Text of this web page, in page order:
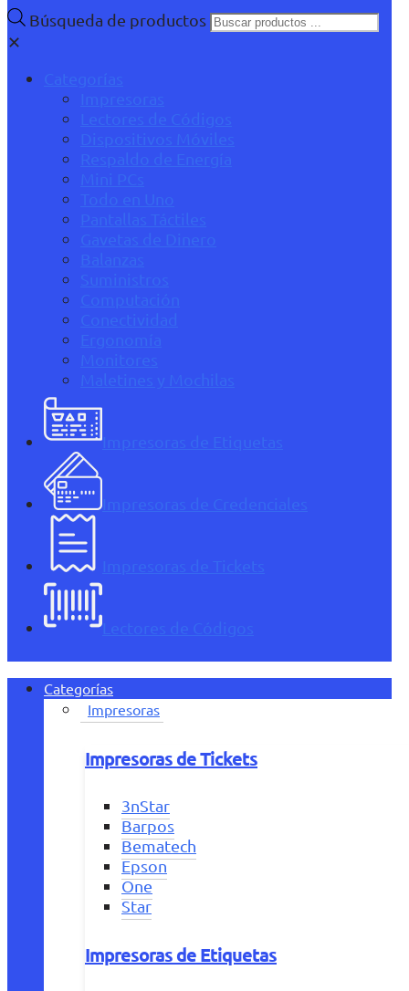
Búsqueda de productos
✕
Categorías
Impresoras
Lectores de Códigos
Dispositivos Móviles
Respaldo de Energía
Mini PCs
Todo en Uno
Pantallas Táctiles
Gavetas de Dinero
Balanzas
Suministros
Computación
Conectividad
Ergonomía
Monitores
Maletines y Mochilas
Impresoras de Etiquetas
Impresoras de Credenciales
Impresoras de Tickets
Lectores de Códigos
Categorías
Impresoras
Impresoras de Tickets
3nStar
Barpos
Bematech
Epson
One
Star
Impresoras de Etiquetas